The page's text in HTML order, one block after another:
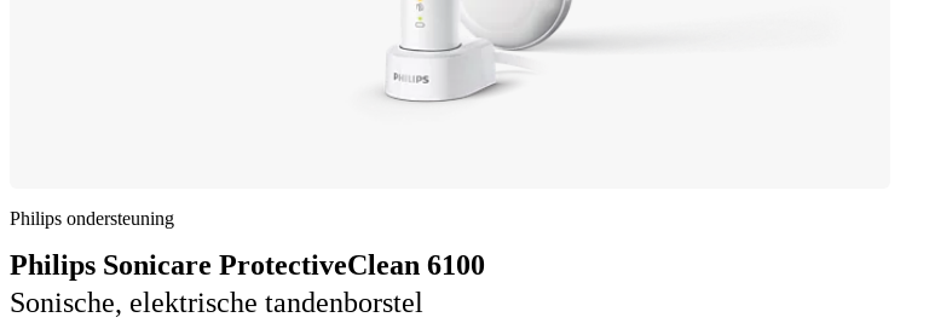
Philips ondersteuning
Philips Sonicare ProtectiveClean 6100
Sonische, elektrische tandenborstel